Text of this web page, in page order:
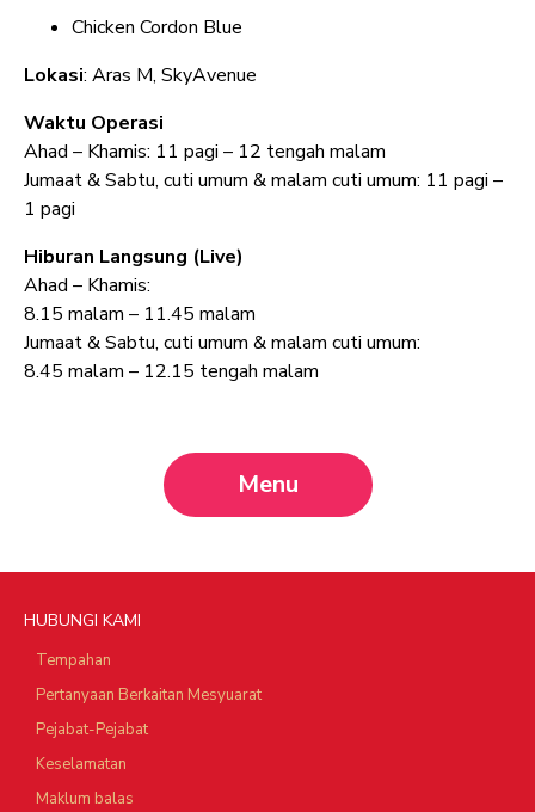
Chicken Cordon Blue
Lokasi: Aras M, SkyAvenue
Waktu Operasi
Ahad – Khamis: 11 pagi – 12 tengah malam
Jumaat & Sabtu, cuti umum & malam cuti umum: 11 pagi –
1 pagi
Hiburan Langsung (Live)
Ahad – Khamis:
8.15 malam – 11.45 malam
Jumaat & Sabtu, cuti umum & malam cuti umum:
8.45 malam – 12.15 tengah malam
Menu
HUBUNGI KAMI
Tempahan
Pertanyaan Berkaitan Mesyuarat
Pejabat-Pejabat
Keselamatan
Maklum balas